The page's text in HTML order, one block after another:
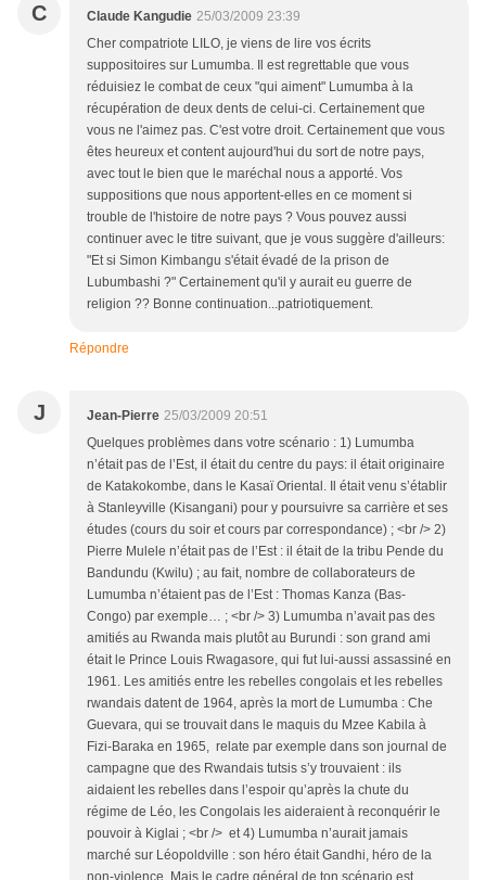
C Claude Kangudie 25/03/2009 23:39
Cher compatriote LILO, je viens de lire vos écrits
suppositoires sur Lumumba. Il est regrettable que vous
réduisiez le combat de ceux "qui aiment" Lumumba à la
récupération de deux dents de celui-ci. Certainement que
vous ne l'aimez pas. C'est votre droit. Certainement que vous
êtes heureux et content aujourd'hui du sort de notre pays,
avec tout le bien que le maréchal nous a apporté. Vos
suppositions que nous apportent-elles en ce moment si
trouble de l'histoire de notre pays ? Vous pouvez aussi
continuer avec le titre suivant, que je vous suggère d'ailleurs:
"Et si Simon Kimbangu s'était évadé de la prison de
Lubumbashi ?" Certainement qu'il y aurait eu guerre de
religion ?? Bonne continuation...patriotiquement.
Répondre
J Jean-Pierre 25/03/2009 20:51
Quelques problèmes dans votre scénario : 1) Lumumba
n’était pas de l’Est, il était du centre du pays: il était originaire
de Katakokombe, dans le Kasaï Oriental. Il était venu s’établir
à Stanleyville (Kisangani) pour y poursuivre sa carrière et ses
études (cours du soir et cours par correspondance) ; <br /> 2)
Pierre Mulele n’était pas de l’Est : il était de la tribu Pende du
Bandundu (Kwilu) ; au fait, nombre de collaborateurs de
Lumumba n’étaient pas de l’Est : Thomas Kanza (Bas-
Congo) par exemple… ; <br /> 3) Lumumba n’avait pas des
amitiés au Rwanda mais plutôt au Burundi : son grand ami
était le Prince Louis Rwagasore, qui fut lui-aussi assassiné en
1961. Les amitiés entre les rebelles congolais et les rebelles
rwandais datent de 1964, après la mort de Lumumba : Che
Guevara, qui se trouvait dans le maquis du Mzee Kabila à
Fizi-Baraka en 1965, relate par exemple dans son journal de
campagne que des Rwandais tutsis s’y trouvaient : ils
aidaient les rebelles dans l’espoir qu’après la chute du
régime de Léo, les Congolais les aideraient à reconquérir le
pouvoir à Kiglai ; <br /> et 4) Lumumba n’aurait jamais
marché sur Léopoldville : son héro était Gandhi, héro de la